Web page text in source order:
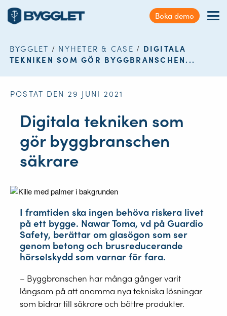
Nyheter & Case
Kontakt
Boka demo
Sök
webbplatsen
BYGGLET / NYHETER & CASE / DIGITALA
TEKNIKEN SOM GÖR BYGGBRANSCHEN...
POSTAT DEN 29 JUNI 2021
Digitala tekniken som
gör byggbranschen
säkrare
I framtiden ska ingen behöva riskera livet
på ett bygge. Nawar Toma, vd på Guardio
Safety, berättar om glasögon som ser
genom betong och brusreducerande
hörselskydd som varnar för fara.
– Byggbranschen har många gånger varit
långsam på att anamma nya tekniska lösningar
som bidrar till säkrare och bättre produkter.